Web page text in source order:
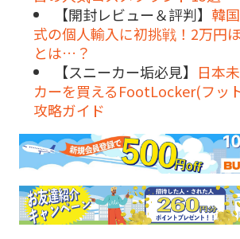
【開封レビュー＆評判】 韓
式の個人輸入に初挑戦！2万円
とは…？
【スニーカー垢必見】 日本
カーを買えるFootLocker(フッ
攻略ガイド